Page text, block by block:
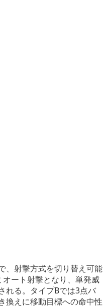
、射撃方式を切り替え可能
ート射撃となり、単発威
れる。タイプBでは3点バ
換えに移動目標への命中性